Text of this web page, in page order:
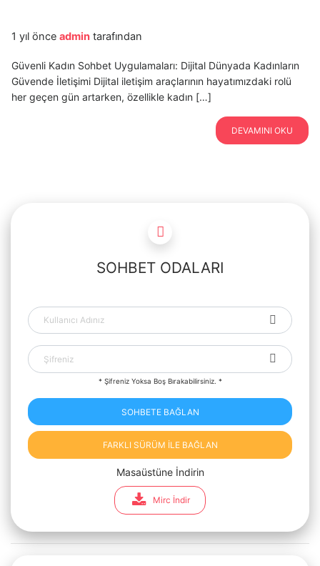
1 yıl önce admin tarafından
Güvenli Kadın Sohbet Uygulamaları: Dijital Dünyada Kadınların
Güvende İletişimi Dijital iletişim araçlarının hayatımızdaki rolü
her geçen gün artarken, özellikle kadın […]
DEVAMINI OKU
SOHBET ODALARI
* Şifreniz Yoksa Boş Bırakabilirsiniz. *
SOHBETE BAĞLAN
FARKLI SÜRÜM İLE BAĞLAN
Masaüstüne İndirin
Mirc İndir